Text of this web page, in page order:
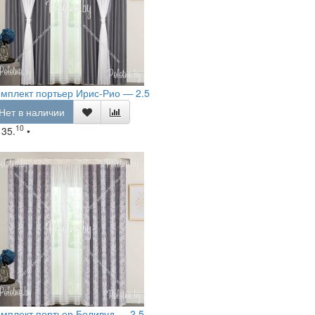
портьер Ирис-Рио — 2.5
в наличии
10 •